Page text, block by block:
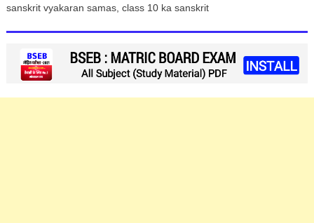
sanskrit vyakaran samas, class 10 ka sanskrit